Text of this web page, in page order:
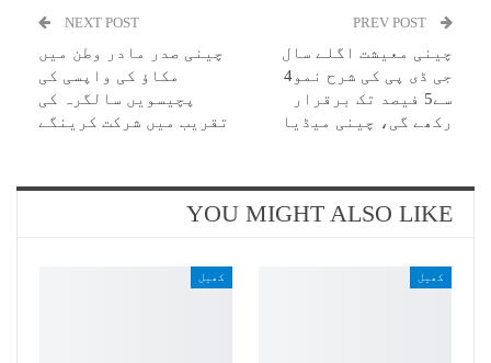
چینی معیشت اگلے سال
جی ڈی پی کی شرح نمو4
سے5 فیصد تک برقرار
رکھے گی، چینی میڈیا
NEXT POST
چینی صدر مادر وطن میں
مکاؤ کی واپسی کی
پچیسویں سالگرہ کی
تقریب میں شرکت کرینگے
YOU MIGHT ALSO LIKE
کھیل کھیل